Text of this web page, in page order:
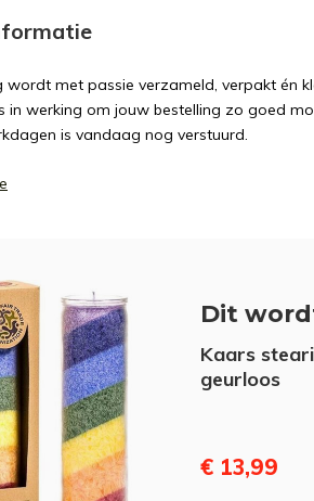
wordt met passie verzameld, verpakt én
in werking om jouw bestelling zo goed
is vandaag nog verstuurd.
Dit
Kaars
geurloos
€ 13,99